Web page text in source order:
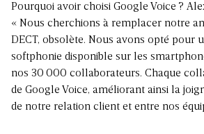
Pourquoi avoir choisi Google Voice ?
« Nous cherchions à remplacer notre
DECT, obsolète. Nous avons opté pour
softphonie disponible sur les
nos 30 000 collaborateurs. Chaque
de Google Voice, améliorant ainsi la
de notre relation client et entre nos